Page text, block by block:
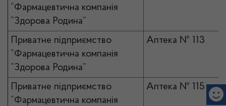
“Фармацевтична компанія
“Здорова Родина”
Приватне підприємство
“Фармацевтична компанія
“Здорова Родина”
Аптека № 113
Приватне підприємство
“Фармацевтична компанія
Аптека № 115